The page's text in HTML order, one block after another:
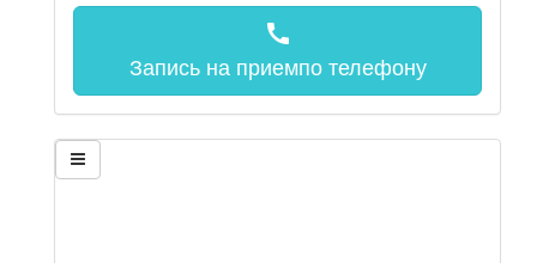
call
Запись на приемпо телефону